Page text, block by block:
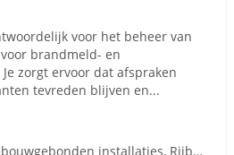
voor het beheer van
brandmeld- en
zorgt ervoor dat afspraken
tevreden blijven en...
Elektrotechniek, Gebouwgebonden installaties, Rijbewijs